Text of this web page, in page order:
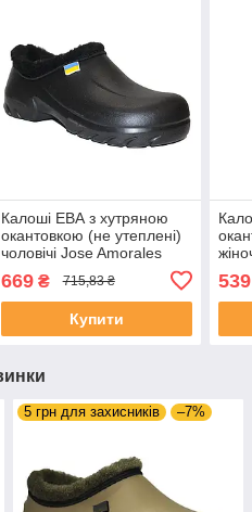
Калоші ЕВА з хутряною
окантовкою (не утеплені)
чоловічі Jose Amorales
669₴ 715,83 ₴
Купити
539
5 грн для захисників –7%